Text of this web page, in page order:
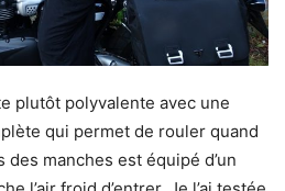
plutôt polyvalente avec une
qui permet de rouler quand
manches est équipé d’un